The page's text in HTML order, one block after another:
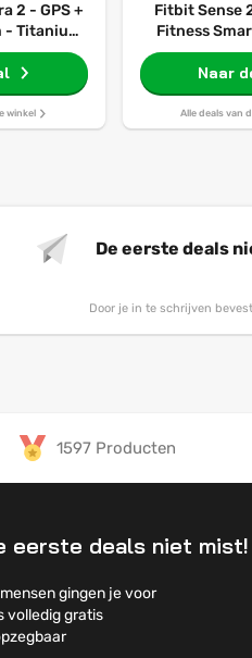
2 - GPS +
Titanium
Band
winkel
Fitbit Sense
Fitness
batterijduur
compatibel
Naar
Alle deals van
De eerste deals
Door je in te schrijven
1597 Producten
eerste deals niet mist!
gingen je voor
volledig gratis